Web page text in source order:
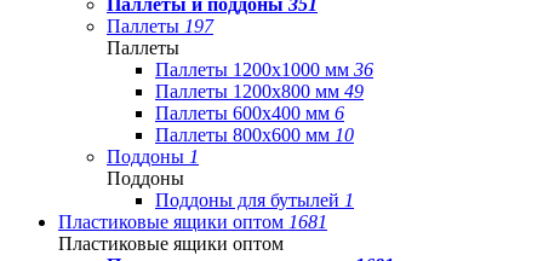
Паллеты 197
Паллеты
Паллеты 1200x1000 мм 36
Паллеты 1200x800 мм 49
Паллеты 600x400 мм 6
Паллеты 800x600 мм 10
Поддоны 1
Поддоны
Поддоны для бутылей 1
Пластиковые ящики оптом 1681
Пластиковые ящики оптом